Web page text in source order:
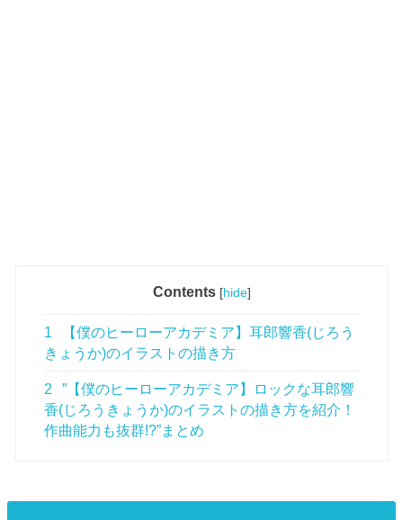
Contents [hide]
1
【僕のヒーローアカデミア】耳郎響香(じろう
きょうか)のイラストの描き方
2
”【僕のヒーローアカデミア】ロックな耳郎響
香(じろうきょうか)のイラストの描き方を紹介！
作曲能力も抜群!?”まとめ